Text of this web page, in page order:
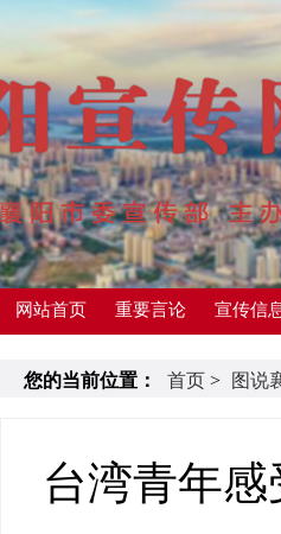
网站首页 重要言论 宣传信
您的当前位置： 首页 > 图说
台湾青年